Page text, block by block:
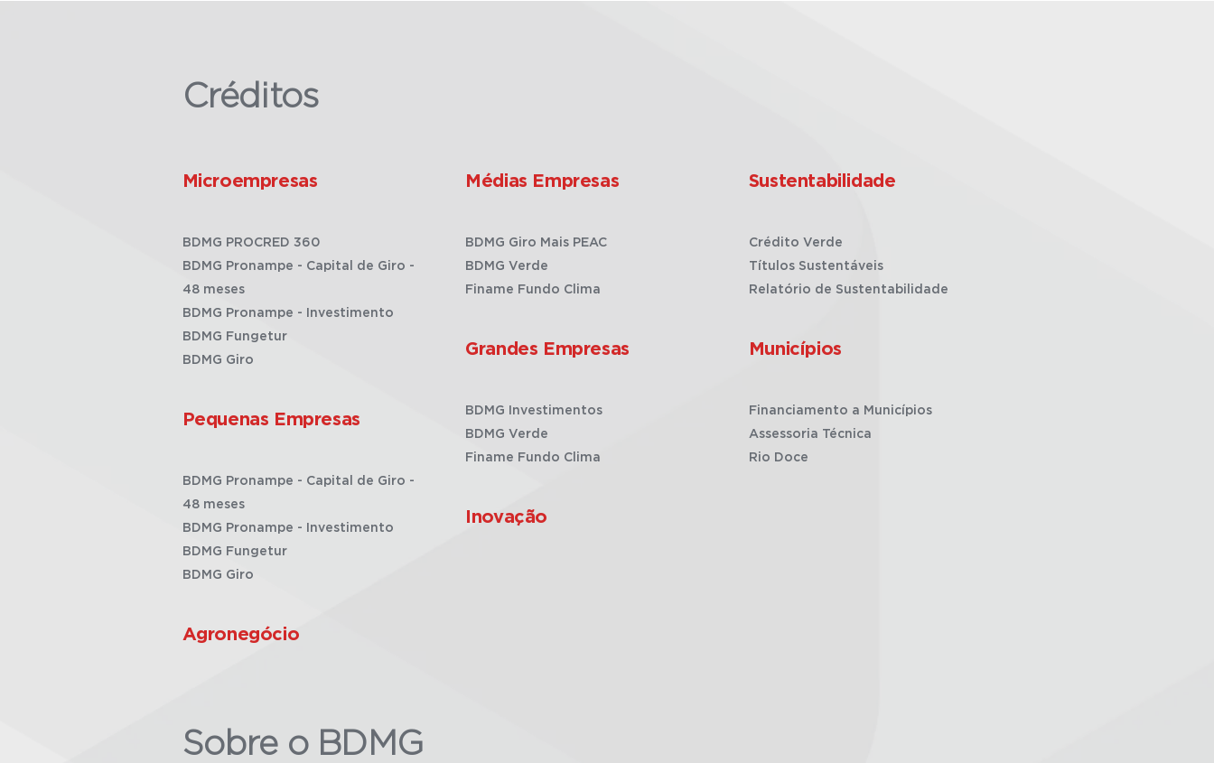
Créditos
Microempresas
BDMG PROCRED 360
BDMG Pronampe - Capital de Giro -
48 meses
BDMG Pronampe - Investimento
BDMG Fungetur
BDMG Giro
Pequenas Empresas
BDMG Pronampe - Capital de Giro -
48 meses
BDMG Pronampe - Investimento
BDMG Fungetur
BDMG Giro
Agronegócio
Médias Empresas
BDMG Giro Mais PEAC
BDMG Verde
Finame Fundo Clima
Grandes Empresas
BDMG Investimentos
BDMG Verde
Finame Fundo Clima
Inovação
Sustentabilidade
Crédito Verde
Títulos Sustentáveis
Relatório de Sustentabilidade
Municípios
Financiamento a Municípios
Assessoria Técnica
Rio Doce
Sobre o BDMG